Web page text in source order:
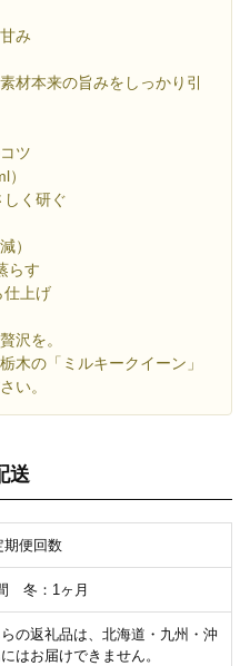
み
材本来の旨みをしっかり引
ツ
く研ぐ
）
らす
上げ
沢を。
木の「ミルキークイーン」
い。
送
便回数
冬：1ヶ月
の返礼品は、北海道・九州・沖
はお届けできません。